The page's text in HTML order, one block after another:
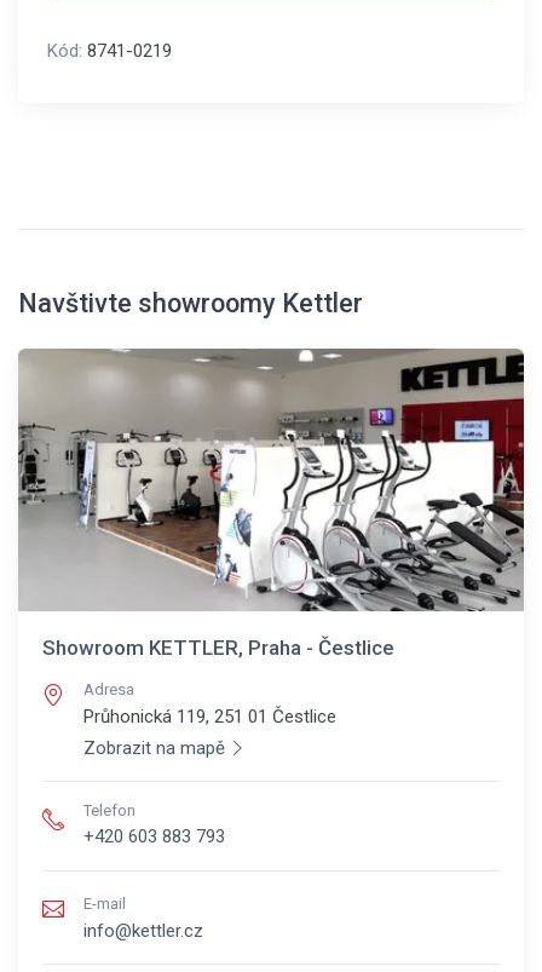
Kód: 8741-0219
Navštivte showroomy Kettler
Showroom KETTLER, Praha - Čestlice
Adresa
Průhonická 119, 251 01 Čestlice
Zobrazit na mapě
Telefon
+420 603 883 793
E-mail
info@kettler.cz